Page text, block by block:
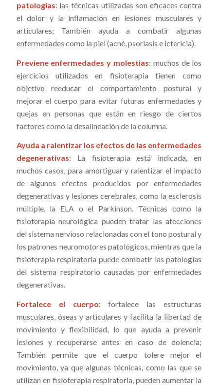
patologías: las técnicas utilizadas son eficaces contra
el dolor y la inflamación en lesiones musculares y
articulares; También ayuda a combatir algunas
enfermedades como la piel (acné, psoriasis e ictericia).
Previene enfermedades y molestias: muchos de los
ejercicios utilizados en fisioterapia tienen como
objetivo reeducar el comportamiento postural y
mejorar el cuerpo para evitar futuras enfermedades y
quejas en personas que están en riesgo de ciertos
factores como la desalineación de la columna.
Ayuda a ralentizar los efectos de las enfermedades
degenerativas: La fisioterapia está indicada, en
muchos casos, para amortiguar y ralentizar el impacto
de algunos efectos producidos por enfermedades
degenerativas y lesiones cerebrales, como la esclerosis
múltiple, la ELA o el Parkinson. Técnicas como la
fisioterapia neurológica pueden tratar las afecciones
del sistema nervioso relacionadas con el tono postural y
los patrones neuromotores patológicos, mientras que la
fisioterapia respiratoria puede combatir las patologías
del sistema respiratorio causadas por enfermedades
degenerativas.
Fortalece el cuerpo: fortalece las estructuras
musculares, óseas y articulares y facilita la libertad de
movimiento y flexibilidad, lo que ayuda a prevenir
lesiones y recuperarse antes en caso de dolencia;
También permite que el cuerpo tolere mejor el
movimiento, ya que algunas técnicas, como las que se
utilizan en fisioterapia respiratoria, pueden aumentar la